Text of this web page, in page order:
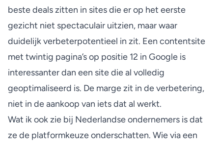
beste deals zitten in sites die er op het eerste
gezicht niet spectaculair uitzien, maar waar
duidelijk verbeterpotentieel in zit. Een contentsite
met twintig pagina’s op positie 12 in Google is
interessanter dan een site die al volledig
geoptimaliseerd is. De marge zit in de verbetering,
niet in de aankoop van iets dat al werkt.
Wat ik ook zie bij Nederlandse ondernemers is dat
ze de platformkeuze onderschatten. Wie via een